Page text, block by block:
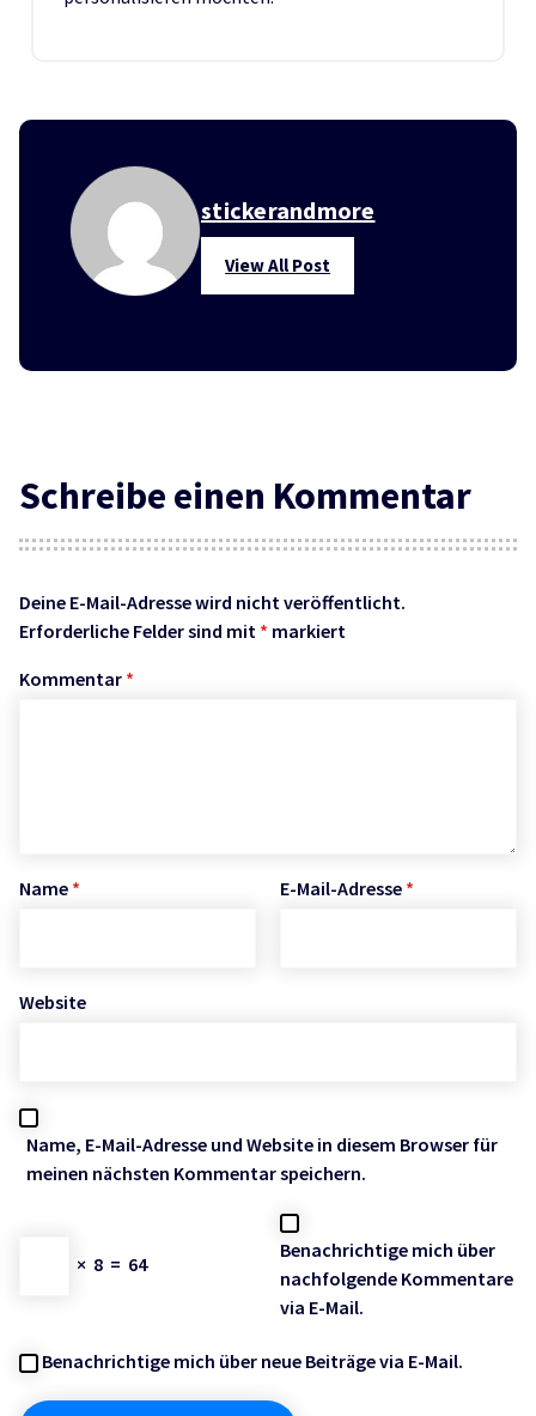
stickerandmore
View All Post
Schreibe einen Kommentar
Deine E-Mail-Adresse wird nicht veröffentlicht.
Erforderliche Felder sind mit * markiert
Kommentar *
Name * E-Mail-Adresse *
Website
Name, E-Mail-Adresse und Website in diesem Browser für
meinen nächsten Kommentar speichern.
× 8 = 64
Benachrichtige mich über
nachfolgende Kommentare
via E-Mail.
Benachrichtige mich über neue Beiträge via E-Mail.